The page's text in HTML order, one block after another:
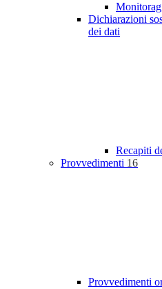
Dichiarazioni
dei dati
Recapiti
Provvedimenti 16
Provvedimenti